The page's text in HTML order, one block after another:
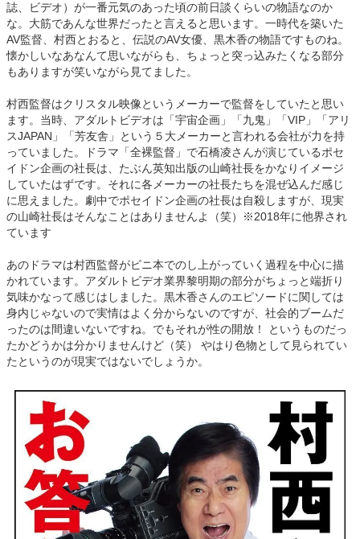
誌、ビデオ）が一番元気のあった頃の前日談くらいの物語なのか
な。大筋であんな世界だったと言えると思います。一時代を築いた
AV監督、村西とおると、伝説のAV女優、黒木香の物語ですものね。
懐かしいなあなんて思いながらも、ちょっと突っ込みたくなる部分
もありますが笑いながら見てました。
村西監督はクリスタル映像というメーカーで監督をしていたと思い
ます。当時、アダルトビデオは「宇宙企画」「九鬼」「VIP」「アリ
スJAPAN」「芳友舎」という５大メーカーと言われる会社が力を持
っていました。ドラマ「全裸監督」で石橋凌さんが演じているポセ
イドン企画の社長は、たぶん英知出版の山崎社長をかなりイメージ
していたはずです。それに各メーカーの社長たちを混ぜ込んだ感じ
に思えました。劇中でポセイドン企画の社長は自殺しますが、現実
の山崎社長はそんなことはありませんよ（笑）※2018年に他界され
ています
あのドラマは村西監督がビニ本でのし上がっていく過程を中心に描
かれています。アダルトビデオ業界黎明期の部分がちょっと端折り
気味かなって感じはしました。黒木香さんのエピソードに関しては
身内じゃないので実情はよく分からないのですが、社会的ブームだ
ったのは間違いないですね。でもそれが性の開放！ というものだっ
たかどうかは分かりませんけど（笑） やはり色物として見られてい
たというのが現実ではないでしょうか。